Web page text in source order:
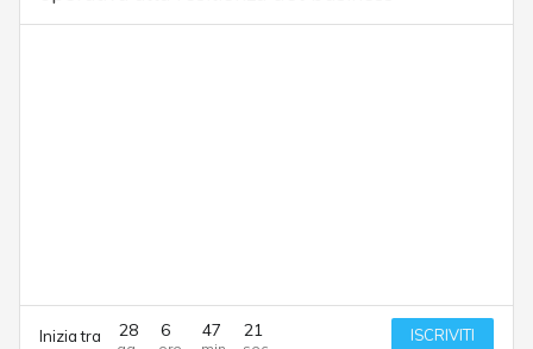
Inizia tra 28 6 47 21 ISCRIVITI